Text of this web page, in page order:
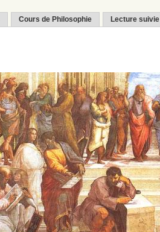
Cours de Philosophie Lecture suivie